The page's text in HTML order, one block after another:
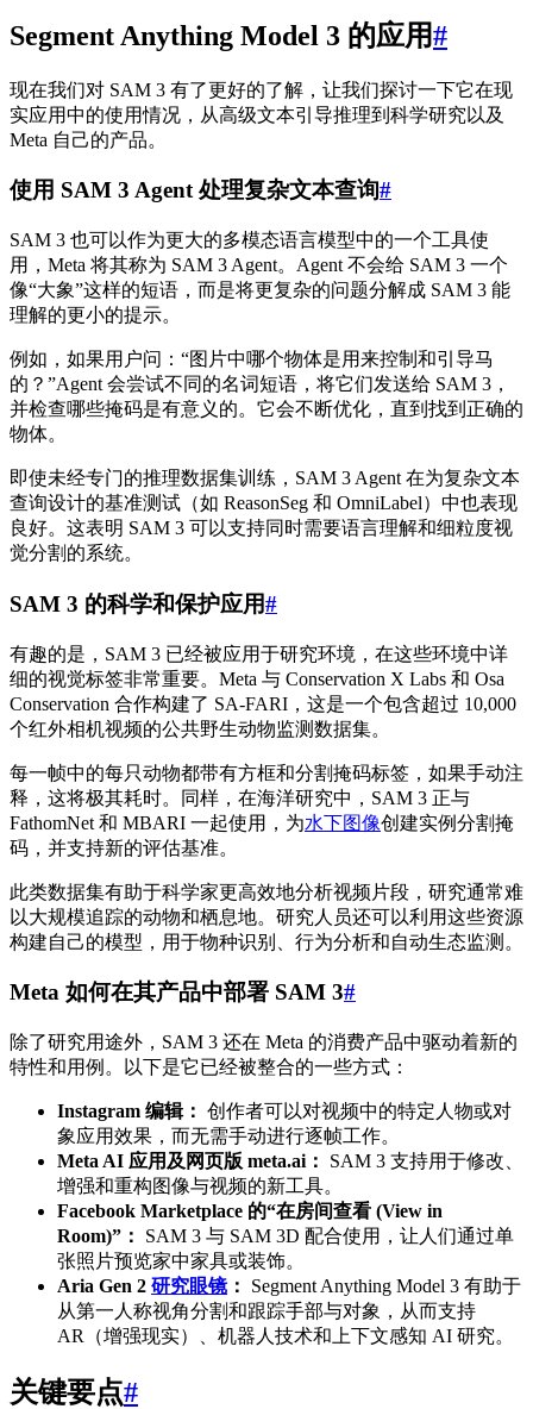
Segment Anything Model 3 的应用#
现在我们对 SAM 3 有了更好的了解，让我们探讨一下它在现
实应用中的使用情况，从高级文本引导推理到科学研究以及
Meta 自己的产品。
使用 SAM 3 Agent 处理复杂文本查询#
SAM 3 也可以作为更大的多模态语言模型中的一个工具使
用，Meta 将其称为 SAM 3 Agent。Agent 不会给 SAM 3 一个
像“大象”这样的短语，而是将更复杂的问题分解成 SAM 3 能
理解的更小的提示。
例如，如果用户问：“图片中哪个物体是用来控制和引导马
的？”Agent 会尝试不同的名词短语，将它们发送给 SAM 3，
并检查哪些掩码是有意义的。它会不断优化，直到找到正确的
物体。
即使未经专门的推理数据集训练，SAM 3 Agent 在为复杂文本
查询设计的基准测试（如 ReasonSeg 和 OmniLabel）中也表现
良好。这表明 SAM 3 可以支持同时需要语言理解和细粒度视
觉分割的系统。
SAM 3 的科学和保护应用#
有趣的是，SAM 3 已经被应用于研究环境，在这些环境中详
细的视觉标签非常重要。Meta 与 Conservation X Labs 和 Osa
Conservation 合作构建了 SA-FARI，这是一个包含超过 10,000
个红外相机视频的公共野生动物监测数据集。
每一帧中的每只动物都带有方框和分割掩码标签，如果手动注
释，这将极其耗时。同样，在海洋研究中，SAM 3 正与
FathomNet 和 MBARI 一起使用，为水下图像创建实例分割掩
码，并支持新的评估基准。
此类数据集有助于科学家更高效地分析视频片段，研究通常难
以大规模追踪的动物和栖息地。研究人员还可以利用这些资源
构建自己的模型，用于物种识别、行为分析和自动生态监测。
Meta 如何在其产品中部署 SAM 3#
除了研究用途外，SAM 3 还在 Meta 的消费产品中驱动着新的
特性和用例。以下是它已经被整合的一些方式：
Instagram 编辑： 创作者可以对视频中的特定人物或对
象应用效果，而无需手动进行逐帧工作。
Meta AI 应用及网页版 meta.ai：
SAM 3 支持用于修改、
增强和重构图像与视频的新工具。
Facebook Marketplace 的“在房间查看 (View in
Room)”：
SAM 3 与 SAM 3D 配合使用，让人们通过单
张照片预览家中家具或装饰。
Aria Gen 2 研究眼镜：
Segment Anything Model 3 有助于
从第一人称视角分割和跟踪手部与对象，从而支持
AR（增强现实）、机器人技术和上下文感知 AI 研究。
关键要点#